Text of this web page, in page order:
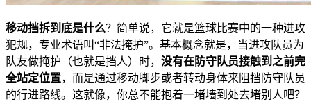
移动挡拆到底是什么？简单说，它就是篮球比赛中的一种进攻
犯规，专业术语叫“非法掩护”。基本概念就是，当进攻队员为
队友做掩护（也就是挡人）时， 没有在防守队员接触到之前完
全站定位置，而是通过移动脚步或者转动身体来阻挡防守队员
的行进路线。这就像，你总不能抱着一堵墙到处去堵别人吧？